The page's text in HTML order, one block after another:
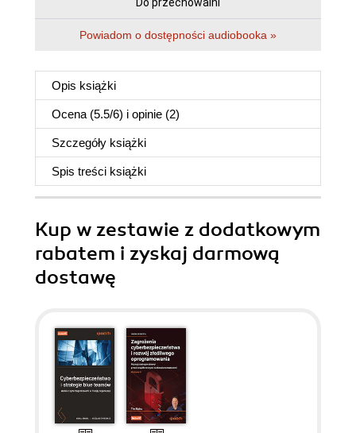
Do przechowalni
Powiadom o dostępności audiobooka »
Opis książki
Ocena (5.5/6) i opinie (2)
Szczegóły książki
Spis treści książki
Kup w zestawie z dodatkowym
rabatem i zyskaj darmową
dostawę